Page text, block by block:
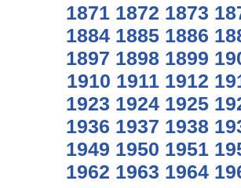
1871 1872 1873
1884 1885 1886
1897 1898 1899
1910 1911 1912
1923 1924 1925
1936 1937 1938
1949 1950 1951
1962 1963 1964